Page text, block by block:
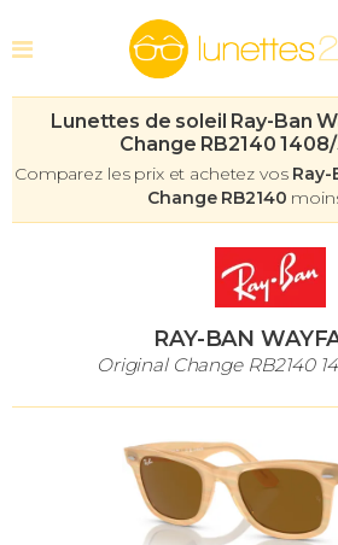
Lunettes de soleil Ray-Ban
Change RB2140
Comparez les prix et achetez vos
Change RB2140
RAY-BAN
Original Change RB2140